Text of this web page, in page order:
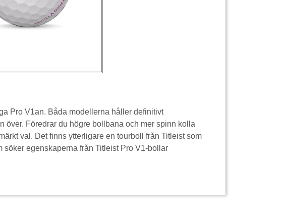
Pro V1an. Båda modellerna håller definitivt
Föredrar du högre bollbana och mer spinn kolla
val. Det finns ytterligare en tourboll från Titleist som
söker egenskaperna från Titleist Pro V1-bollar